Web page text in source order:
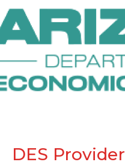
DES Provider